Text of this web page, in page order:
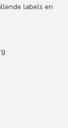
labels en